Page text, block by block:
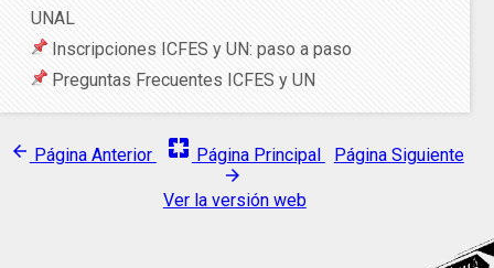
UNAL
Inscripciones ICFES y UN: paso a paso
Preguntas Frecuentes ICFES y UN
arrow_back Página Anterior pages Página Principal Página Siguiente
arrow_forward
Ver la versión web